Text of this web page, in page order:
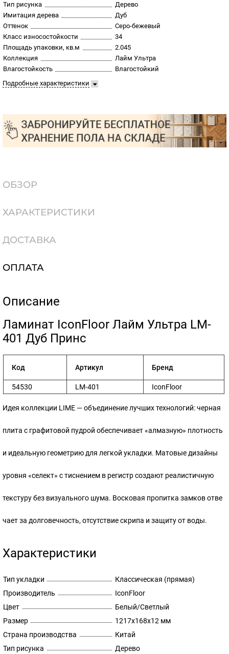
Тип рисунка
Дерево
Имитация дерева
Дуб
Оттенок
Серо-бежевый
Класс износостойкости
34
Площадь упаковки, кв.м
2.045
Коллекция
Лайм Ультра
Влагостойкость
Влагостойкий
Подробные характеристики
ОБЗОР
ХАРАКТЕРИСТИКИ
ДОСТАВКА
ОПЛАТА
Описание
​Ламинат IconFloor Лайм Ультра LM-
401 Дуб Принс
Код Артикул Бренд
54530 LM-401 IconFloor
Идея коллекции LIME — объединение лучших технологий: черная
плита с графитовой пудрой обеспечивает «алмазную» плотность
и идеальную геометрию для легкой укладки. Матовые дизайны
уровня «селект» с тиснением в регистр создают реалистичную
текстуру без визуального шума. Восковая пропитка замков отве
чает за долговечность, отсутствие скрипа и защиту от воды.
Характеристики
Тип укладки
Классическая (прямая)
Производитель
IconFloor
Цвет
Белый/Светлый
Размер
1217х168х12 мм
Страна производства
Китай
Тип рисунка
Дерево